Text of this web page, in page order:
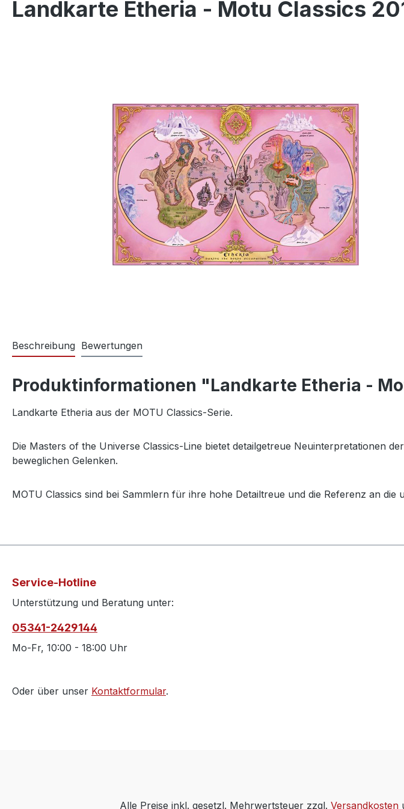
Landkarte Etheria - Motu Classics
Beschreibung Bewertungen
Produktinformationen "Landkarte Etheria -
Landkarte Etheria aus der MOTU Classics-Serie.
Die Masters of the Universe Classics-Line bietet detailgetreue Neuinterpretationen
beweglichen Gelenken.
MOTU Classics sind bei Sammlern für ihre hohe Detailtreue und die Referenz an die
Service-Hotline
Unterstützung und Beratung unter:
05341-2429144
Mo-Fr, 10:00 - 18:00 Uhr
Oder über unser Kontaktformular.
Alle Preise inkl. gesetzl. Mehrwertsteuer zzgl. Versandkosten